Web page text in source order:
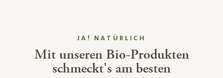
JA! NATÜRLICH
Mit unseren Bio-Produkten
schmeckt's am besten